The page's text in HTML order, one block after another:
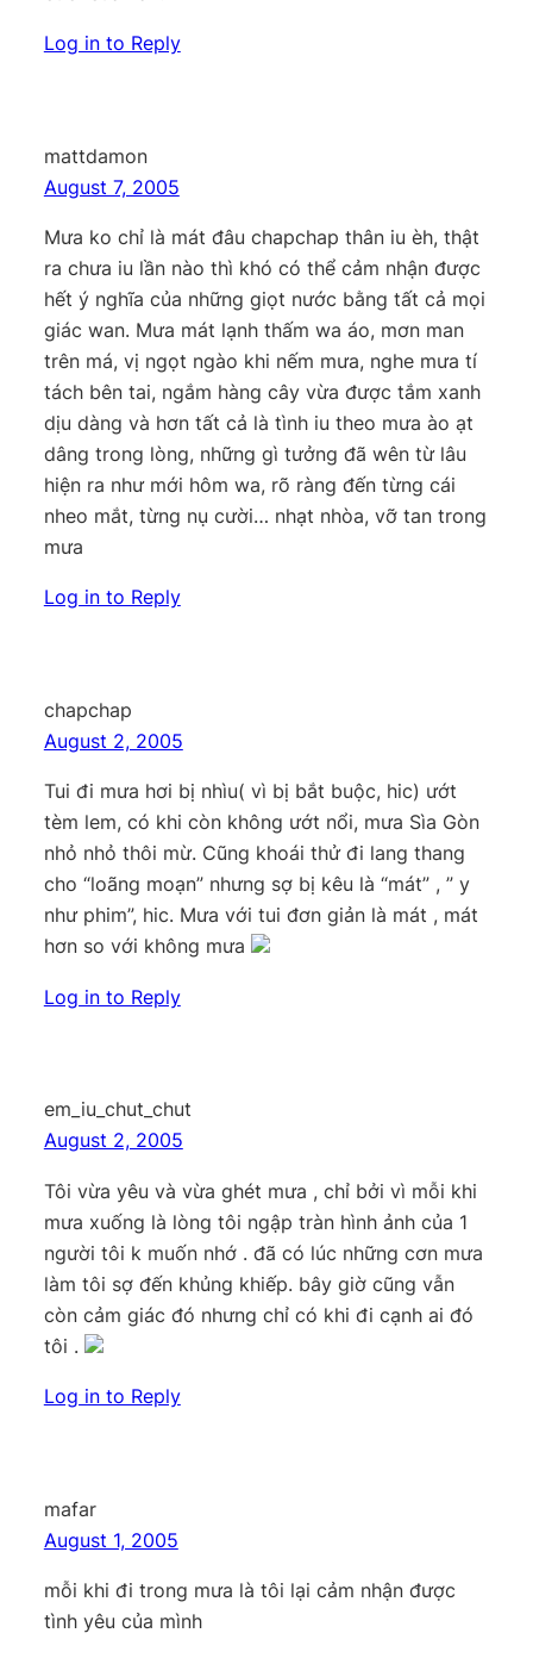
Log in to Reply
mattdamon
August 7, 2005
Mưa ko chỉ là mát đâu chapchap thân iu èh, thật
ra chưa iu lần nào thì khó có thể cảm nhận được
hết ý nghĩa của những giọt nước bằng tất cả mọi
giác wan. Mưa mát lạnh thấm wa áo, mơn man
trên má, vị ngọt ngào khi nếm mưa, nghe mưa tí
tách bên tai, ngắm hàng cây vừa được tắm xanh
dịu dàng và hơn tất cả là tình iu theo mưa ào ạt
dâng trong lòng, những gì tưởng đã wên từ lâu
hiện ra như mới hôm wa, rõ ràng đến từng cái
nheo mắt, từng nụ cười… nhạt nhòa, vỡ tan trong
mưa
Log in to Reply
chapchap
August 2, 2005
Tui đi mưa hơi bị nhìu( vì bị bắt buộc, hic) ướt
tèm lem, có khi còn không ướt nổi, mưa Sìa Gòn
nhỏ nhỏ thôi mừ. Cũng khoái thử đi lang thang
cho “loãng moạn” nhưng sợ bị kêu là “mát” , ” y
như phim”, hic. Mưa với tui đơn giản là mát , mát
hơn so với không mưa
Log in to Reply
em_iu_chut_chut
August 2, 2005
Tôi vừa yêu và vừa ghét mưa , chỉ bởi vì mỗi khi
mưa xuống là lòng tôi ngập tràn hình ảnh của 1
người tôi k muốn nhớ . đã có lúc những cơn mưa
làm tôi sợ đến khủng khiếp. bây giờ cũng vẫn
còn cảm giác đó nhưng chỉ có khi đi cạnh ai đó
tôi .
Log in to Reply
mafar
August 1, 2005
mỗi khi đi trong mưa là tôi lại cảm nhận được
tình yêu của mình